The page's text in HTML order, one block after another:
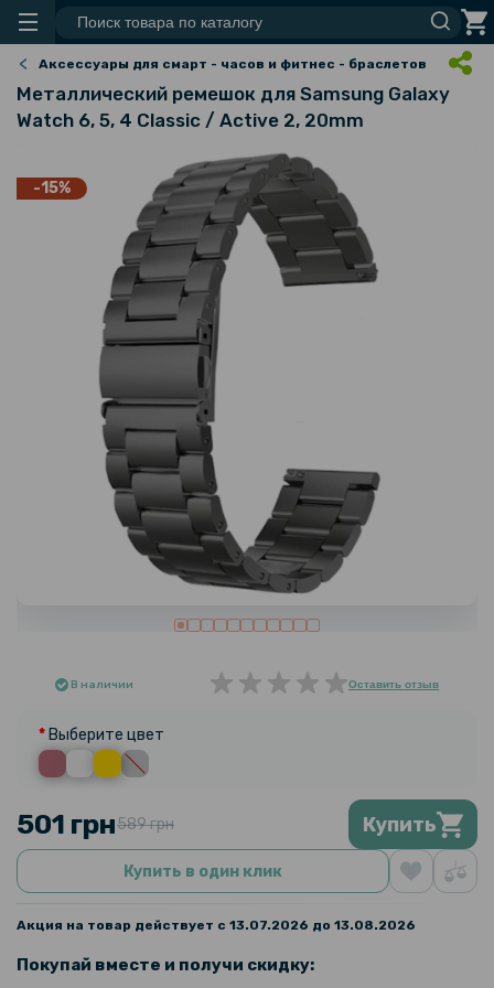
Аксессуары для смарт - часов и фитнес - браслетов
Металлический ремешок для Samsung Galaxy
Watch 6, 5, 4 Classic / Active 2, 20mm
-15%
В наличии Оставить отзыв
Выберите цвет
501 грн589 грн Купить
Купить в один клик
Акция на товар действует с 13.07.2026 до 13.08.2026
Покупай вместе и получи скидку: